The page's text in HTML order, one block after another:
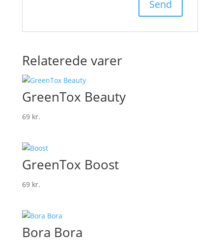
Relaterede varer
GreenTox Beauty
69 kr.
GreenTox Boost
69 kr.
Bora Bora